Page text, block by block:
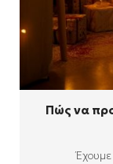
Πώς να